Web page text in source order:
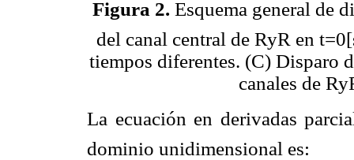
Figura 2. Esquema general de
del canal central de RyR en
tiempos diferentes. (C) Disparo
canales de
La ecuación en derivadas
dominio unidimensional es: